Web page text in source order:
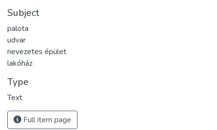
Subject
palota
udvar
nevezetes épület
lakóház
Type
Text
Full item page